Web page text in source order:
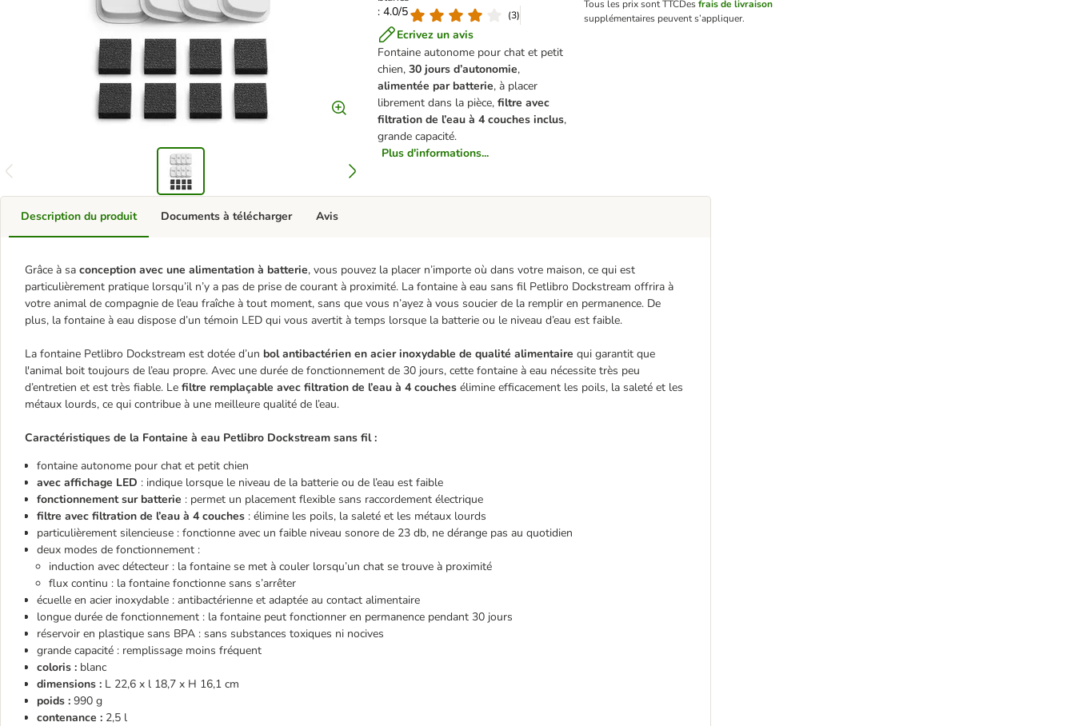
: 4.0/5
(3)
Ecrivez un avis
Fontaine autonome pour chat et petit
chien, 30 jours d’autonomie,
alimentée par batterie, à placer
librement dans la pièce, filtre avec
filtration de l’eau à 4 couches inclus,
grande capacité.
Plus d'informations...
Tous les prix sont TTCDesfrais de livraison
supplémentaires peuvent s’appliquer.
Description du produit
Grâce à sa conception avec une alimentation à batterie, vous pouvez la placer n’importe où dans votre maison, ce qui est
particulièrement pratique lorsqu’il n’y a pas de prise de courant à proximité. La fontaine à eau sans fil Petlibro Dockstream offrira à
votre animal de compagnie de l’eau fraîche à tout moment, sans que vous n’ayez à vous soucier de la remplir en permanence. De
plus, la fontaine à eau dispose d’un témoin LED qui vous avertit à temps lorsque la batterie ou le niveau d’eau est faible.
La fontaine Petlibro Dockstream est dotée d’un bol antibactérien en acier inoxydable de qualité alimentaire qui garantit que
l'animal boit toujours de l’eau propre. Avec une durée de fonctionnement de 30 jours, cette fontaine à eau nécessite très peu
d’entretien et est très fiable. Le filtre remplaçable avec filtration de l’eau à 4 couches élimine efficacement les poils, la saleté et les
métaux lourds, ce qui contribue à une meilleure qualité de l’eau.
Caractéristiques de la Fontaine à eau Petlibro Dockstream sans fil :
fontaine autonome pour chat et petit chien
avec affichage LED : indique lorsque le niveau de la batterie ou de l’eau est faible
fonctionnement sur batterie : permet un placement flexible sans raccordement électrique
filtre avec filtration de l’eau à 4 couches : élimine les poils, la saleté et les métaux lourds
particulièrement silencieuse : fonctionne avec un faible niveau sonore de 23 db, ne dérange pas au quotidien
deux modes de fonctionnement :
induction avec détecteur : la fontaine se met à couler lorsqu’un chat se trouve à proximité
flux continu : la fontaine fonctionne sans s’arrêter
écuelle en acier inoxydable : antibactérienne et adaptée au contact alimentaire
longue durée de fonctionnement : la fontaine peut fonctionner en permanence pendant 30 jours
réservoir en plastique sans BPA : sans substances toxiques ni nocives
grande capacité : remplissage moins fréquent
coloris : blanc
dimensions : L 22,6 x l 18,7 x H 16,1 cm
poids : 990 g
contenance : 2,5 l
Documents à télécharger Avis